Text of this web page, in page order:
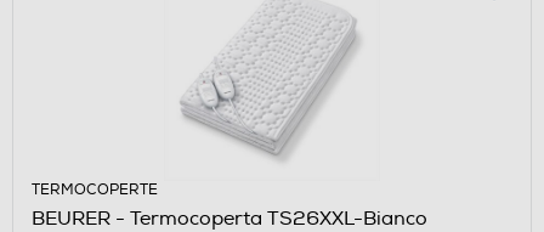
TERMOCOPERTE
BEURER - Termocoperta TS26XXL-Bianco